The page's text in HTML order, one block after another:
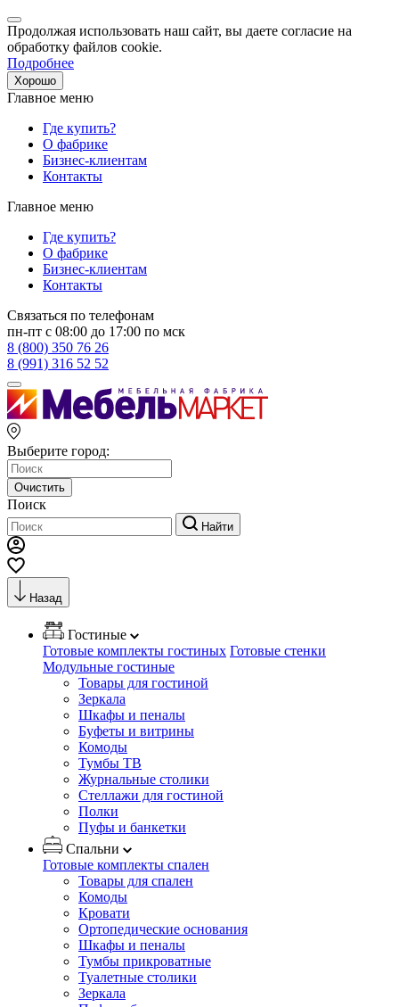
Продолжая использовать наш сайт, вы даете согласие на
обработку файлов cookie.
Подробнее
Хорошо
Главное меню
Где купить?
О фабрике
Бизнес-клиентам
Контакты
Главное меню
Где купить?
О фабрике
Бизнес-клиентам
Контакты
Связаться по телефонам
пн-пт с 08:00 до 17:00 по мск
8 (800) 350 76 26
8 (991) 316 52 52
Выберите город:
Очистить
Поиск
Найти
Назад
Гостиные
Готовые комплекты гостиных Готовые стенки
Модульные гостиные
Товары для гостиной
Зеркала
Шкафы и пеналы
Буфеты и витрины
Комоды
Тумбы ТВ
Журнальные столики
Стеллажи для гостиной
Полки
Пуфы и банкетки
Спальни
Готовые комплекты спален
Товары для спален
Комоды
Кровати
Ортопедические основания
Шкафы и пеналы
Тумбы прикроватные
Туалетные столики
Зеркала